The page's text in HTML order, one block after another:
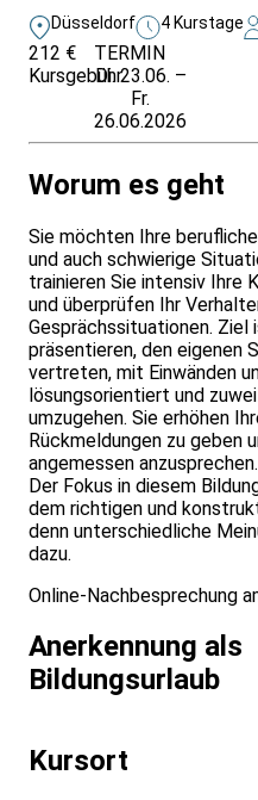
Düsseldorf 4 Kurstage
212 €
Kursgebühr
TERMIN
Di. 23.06. –
Fr.
26.06.2026
Worum es geht
Sie möchten Ihre
und auch schwierige
trainieren Sie intensiv Ihre
und überprüfen Ihr
Gesprächssituationen.
präsentieren, den eigenen
vertreten, mit Einwänden
lösungsorientiert und
umzugehen. Sie erhöhen
Rückmeldungen zu geben
angemessen anzusprechen.
Der Fokus in diesem
dem richtigen und
denn unterschiedliche
dazu.
Online-Nachbesprechung
Anerkennung als
Bildungsurlaub
Kursort